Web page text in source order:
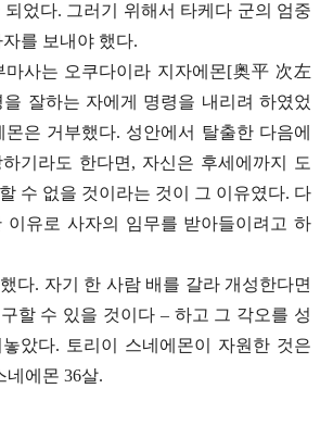
되었다. 그러기 위해서 타케다 군의 엄중
를 보내야 했다.
마사는 오쿠다이라 지자에몬[奥平 次左
잘하는 자에게 명령을 내리려 하였었
몬은 거부했다. 성안에서 탈출한 다음에
기라도 한다면 , 자신은 후세에까지 도
수 없을 것이라는 것이 그 이유였다. 다
이유로 사자의 임무를 받아들이려고 하
다. 자기 한 사람 배를 갈라 개성한다면
할 수 있을 것이다 – 하고 그 각오를 성
았다. 토리이 스네에몬이 자원한 것은
네에몬 36살.